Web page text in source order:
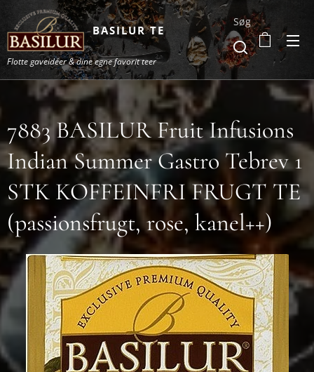
BASILUR TE
Flotte gaveidéer & dine egne favorit teer
Søg
7883 BASILUR Fruit Infusions
Indian Summer Gastro Tebrev 1
STK KOFFEINFRI FRUGT TE
(passionsfrugt, rose, kanel++)